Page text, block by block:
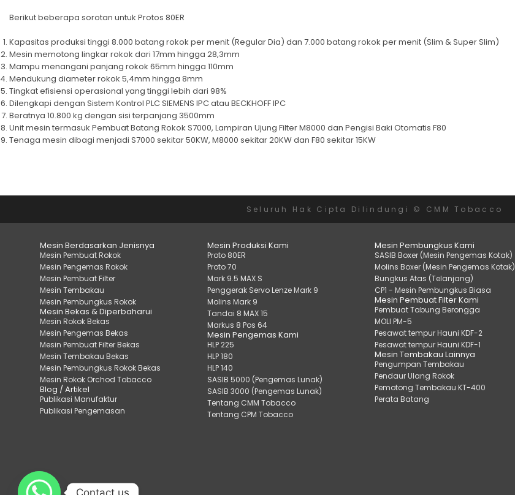
Berikut beberapa sorotan untuk Protos 80ER
Kapasitas produksi tinggi 8.000 batang rokok per menit (Regular Dia) dan 7.000 batang rokok per menit (Slim & Super Slim)
Mesin memotong lingkar rokok dari 17mm hingga 28,3mm
Mampu menangani panjang rokok 65mm hingga 110mm
Mendukung diameter rokok 5,4mm hingga 8mm
Tingkat efisiensi operasional yang tinggi lebih dari 98%
Dilengkapi dengan Sistem Kontrol PLC SIEMENS IPC atau BECKHOFF IPC
Beratnya 10.800 kg dengan sisi terpanjang 3500mm
Unit mesin termasuk Pembuat Batang Rokok S7000, Lampiran Ujung Filter M8000 dan Pengisi Baki Otomatis F80
Tenaga mesin dibagi menjadi S7000 sekitar 50KW, M8000 sekitar 20KW dan F80 sekitar 15KW
Seluruh Hak Cipta Dilindungi © CMM Tobacco
Mesin Berdasarkan Jenisnya
Mesin Pembuat Rokok
Mesin Pengemas Rokok
Mesin Pembuat Filter
Mesin Tembakau
Mesin Pembungkus Rokok
Mesin Bekas & Diperbaharui
Mesin Rokok Bekas
Mesin Pengemas Bekas
Mesin Pembuat Filter Bekas
Mesin Tembakau Bekas
Mesin Pembungkus Rokok Bekas
Mesin Rokok Orchod Tobacco
Blog / Artikel
Publikasi Manufaktur
Publikasi Pengemasan
Mesin Produksi Kami
Proto 80ER
Proto 70
Mark 9.5 MAX S
Penggerak Servo Lenze Mark 9
Molins Mark 9
Tandai 8 MAX 15
Markus 8 Pos 64
Mesin Pengemas Kami
HLP 225
HLP 180
HLP 140
SASIB 5000 (Pengemas Lunak)
SASIB 3000 (Pengemas Lunak)
Tentang CMM Tobacco
Tentang CPM Tobacco
Mesin Pembungkus Kami
SASIB Boxer (Mesin Pengemas Kotak)
Molins Boxer (Mesin Pengemas Kotak)
Bungkus Atas (Telanjang)
CP1 - Mesin Pembungkus Biasa
Mesin Pembuat Filter Kami
Pembuat Tabung Berongga
MOLI PM-5
Pesawat tempur Hauni KDF-2
Pesawat tempur Hauni KDF-1
Mesin Tembakau Lainnya
Pengumpan Tembakau
Pendaur Ulang Rokok
Pemotong Tembakau KT-400
Perata Batang
Contact us